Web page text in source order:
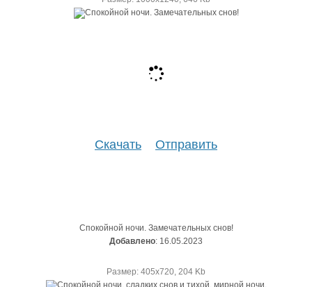
Скачать Отправить
Спокойной ночи. Замечательных снов!
Добавлено: 16.05.2023
Размер: 405х720, 204 Kb